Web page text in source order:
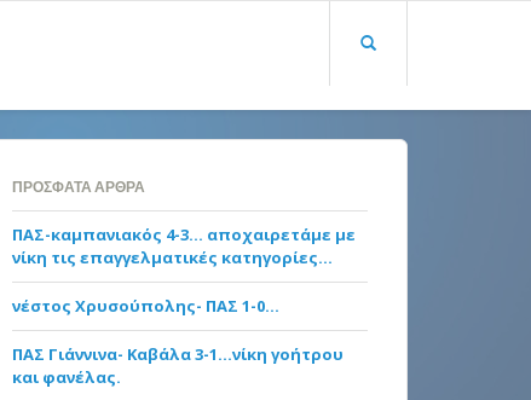
ΠΡΌΣΦΑΤΑ ΆΡΘΡΑ
ΠΑΣ-καμπανιακός 4-3… αποχαιρετάμε με
νίκη τις επαγγελματικές κατηγορίες…
νέστος Χρυσούπολης- ΠΑΣ 1-0…
ΠΑΣ Γιάννινα- Καβάλα 3-1…νίκη γοήτρου
και φανέλας.